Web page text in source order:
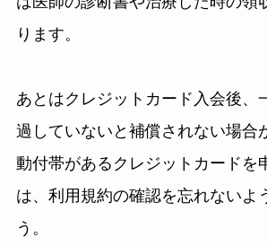
ります。
あとはクレジットカード入会後、
過していないと補償されない場合
動付帯があるクレジットカードを
は、利用規約の確認を忘れないよ
う。